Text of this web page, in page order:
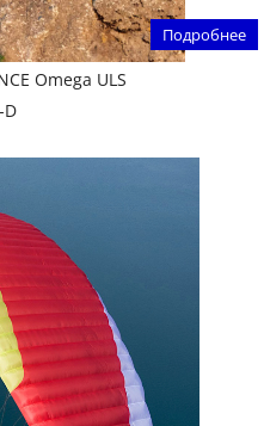
Подробнее
Omega ULS
D